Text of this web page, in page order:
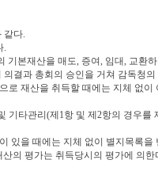
같다.
.
기본재산을 매도, 증여, 임대, 교환
결과 총회의 승인을 거쳐 감독청
로 재산을 취득할 때에는 지체 없
기타관리 (제 1항 및 제 2항의 경우를
있을 때에는 지체 없이 별지목록
산의 평가는 취득당시의 평가에 의한